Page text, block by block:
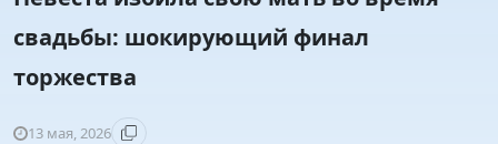
свадьбы: шокирующий финал
торжества
13 мая, 2026